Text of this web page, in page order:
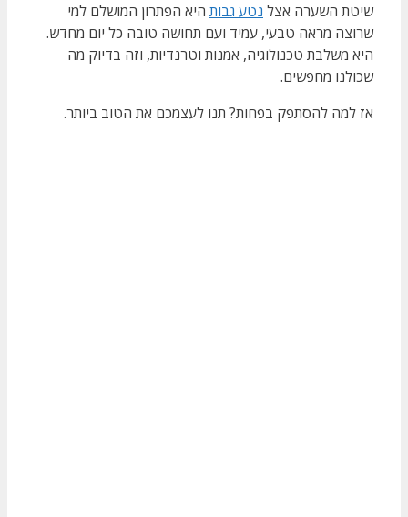
שיטת השערה אצל נטע גבות היא הפתרון המושלם למי
שרוצה מראה טבעי, עמיד ועם תחושה טובה כל יום מחדש.
היא משלבת טכנולוגיה, אמנות וטרנדיות, וזה בדיוק מה
שכולנו מחפשים.
אז למה להסתפק בפחות? תנו לעצמכם את הטוב ביותר.